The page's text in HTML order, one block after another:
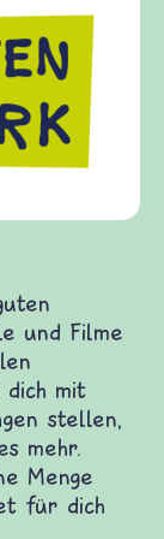
für
zu
und
zu
frieden-